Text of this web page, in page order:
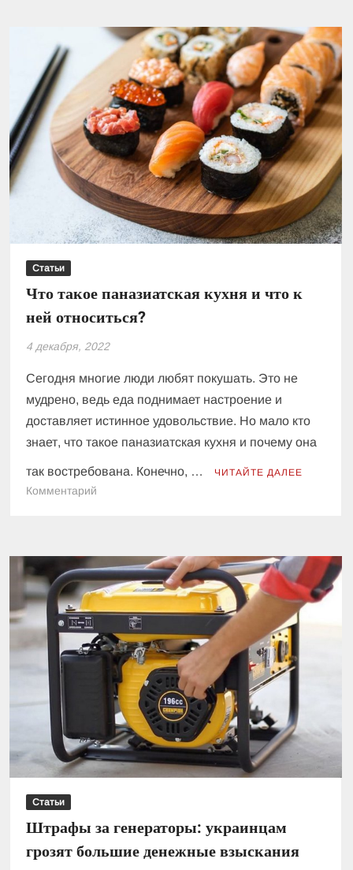
украинцам
крупные
суммы
денег:
на
что
можно
будет
потратить
полученные
средства
Статьи
Что такое паназиатская кухня и что к
ней относиться?
4 декабря, 2022
Сегодня многие люди любят покушать. Это не
мудрено, ведь еда поднимает настроение и
доставляет истинное удовольствие. Но мало кто
знает, что такое паназиатская кухня и почему она
так востребована. Конечно, … ЧИТАЙТЕ ДАЛЕЕ
Комментарий
кухня
и
что
к
ней
относиться?
Статьи
Штрафы за генераторы: украинцам
грозят большие денежные взыскания